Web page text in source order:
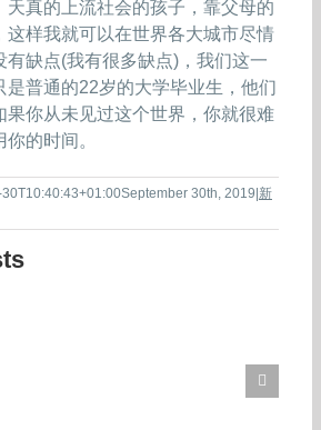
天真的上流社会的孩子，靠父母的
这样我就可以在世界各大城市尽情
有缺点(我有很多缺点)，我们这一
是普通的22岁的大学毕业生，他们
果你从未见过这个世界，你就很难
的时间。
September 30th, 2019|新